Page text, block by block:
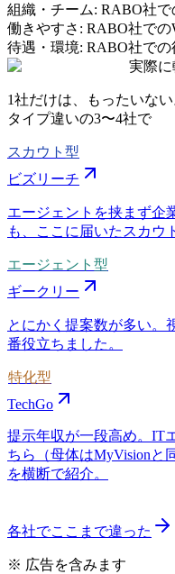
組織・チーム: RABO社で
働きやすさ : RABO社で
待遇・環境: RABO社での
実際
1社だけは、もったいない
タイプ違いの3〜4社で
スカウト型
ビズリーチ
エージェントを挟まず企
も、ここに届いたスカウ
エージェント型
ギークリー
とにかく提案数が多い。
番役立ちました。
特化型
TechGo
提示年収が一段高め。IT
ちら（母体はMyVisionと
を横断で紹介。
各社でここまで違った
※ 広告を含みます